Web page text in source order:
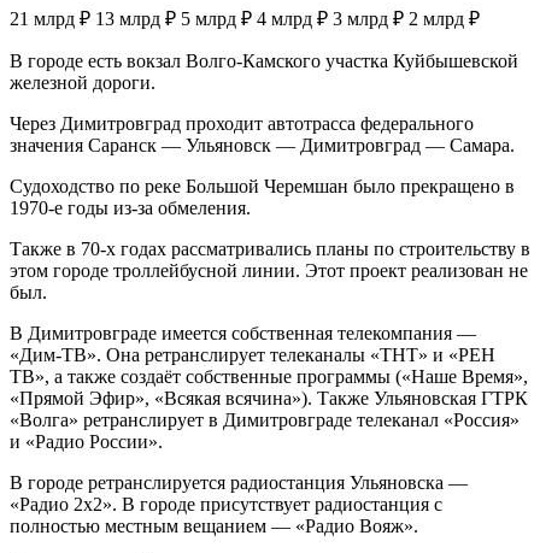
21 млрд ₽ 13 млрд ₽ 5 млрд ₽ 4 млрд ₽ 3 млрд ₽ 2 млрд ₽
В городе есть вокзал Волго-Камского участка Куйбышевской
железной дороги.
Через Димитровград проходит автотрасса федерального
значения Саранск — Ульяновск — Димитровград — Самара.
Судоходство по реке Большой Черемшан было прекращено в
1970-е годы из-за обмеления.
Также в 70-х годах рассматривались планы по строительству в
этом городе троллейбусной линии. Этот проект реализован не
был.
В Димитровграде имеется собственная телекомпания —
«Дим-ТВ». Она ретранслирует телеканалы «ТНТ» и «РЕН
ТВ», а также создаёт собственные программы («Наше Время»,
«Прямой Эфир», «Всякая всячина»). Также Ульяновская ГТРК
«Волга» ретранслирует в Димитровграде телеканал «Россия»
и «Радио России».
В городе ретранслируется радиостанция Ульяновска —
«Радио 2х2». В городе присутствует радиостанция с
полностью местным вещанием — «Радио Вояж».